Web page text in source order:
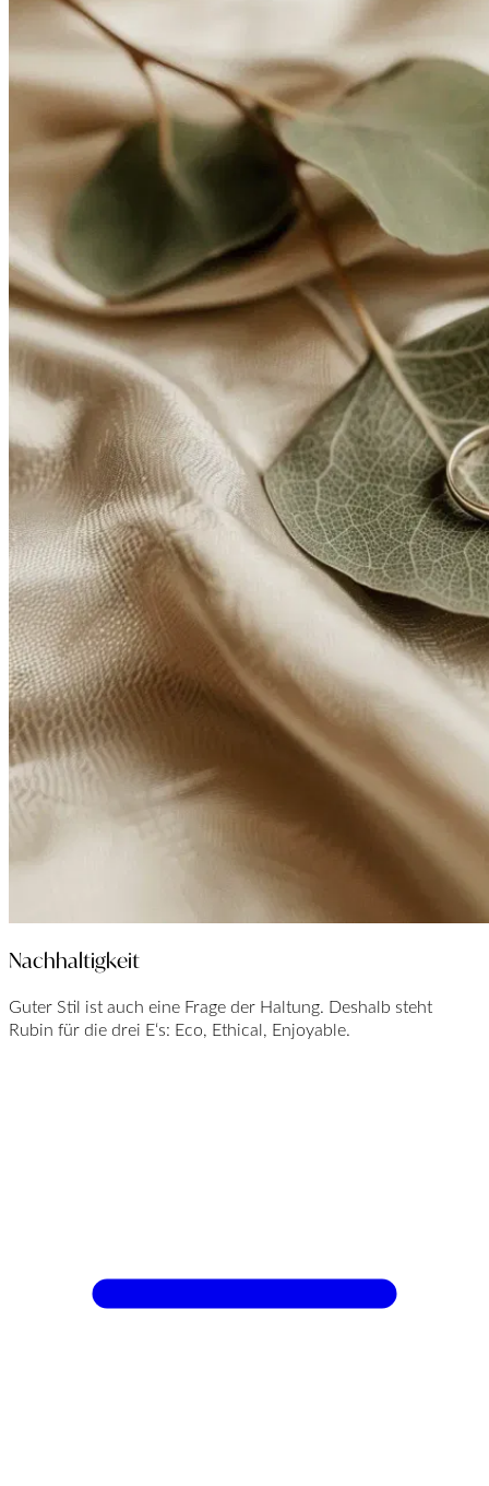
Nachhaltigkeit
Guter Stil ist auch eine Frage der Haltung. Deshalb steht
Rubin für die drei E‘s: Eco, Ethical, Enjoyable.